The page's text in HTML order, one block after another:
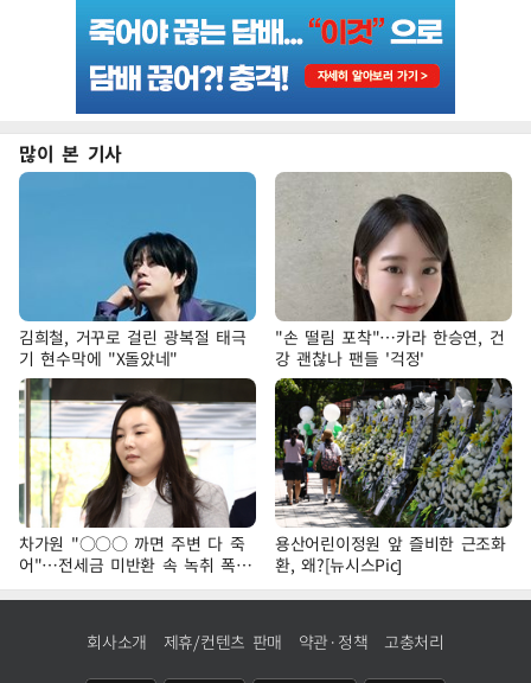
많이 본 기사
김희철, 거꾸로 걸린 광복절 태극
기 현수막에 "X돌았네"
"손 떨림 포착"…카라 한승연, 건
강 괜찮나 팬들 '걱정'
차가원 "○○○ 까면 주변 다 죽
어"…전세금 미반환 속 녹취 폭로
파장
용산어린이정원 앞 즐비한 근조화
환, 왜?[뉴시스Pic]
회사소개 제휴/컨텐츠 판매 약관·정책 고충처리